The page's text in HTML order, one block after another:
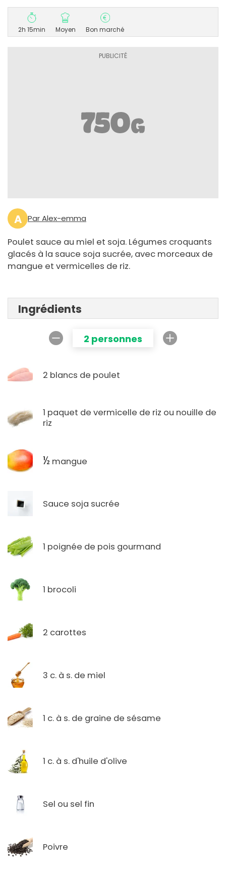
2h 15min Moyen Bon marché
A Par Alex-emma
Poulet sauce au miel et soja. Légumes croquants
glacés à la sauce soja sucrée, avec morceaux de
mangue et vermicelles de riz.
Ingrédients
2 personnes
2 blancs de poulet
1 paquet de vermicelle de riz ou nouille de
riz
½ mangue
Sauce soja sucrée
1 poignée de pois gourmand
1 brocoli
2 carottes
3 c. à s. de miel
1 c. à s. de graine de sésame
1 c. à s. d'huile d'olive
Sel ou sel fin
Poivre